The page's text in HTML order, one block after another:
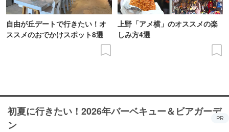
自由が丘デートで行きたい！オ
ススメのおでかけスポット8選
上野「アメ横」のオススメの楽
しみ方4選
初夏に行きたい！2026年バーベキュー＆ビアガーデ
ン
PR